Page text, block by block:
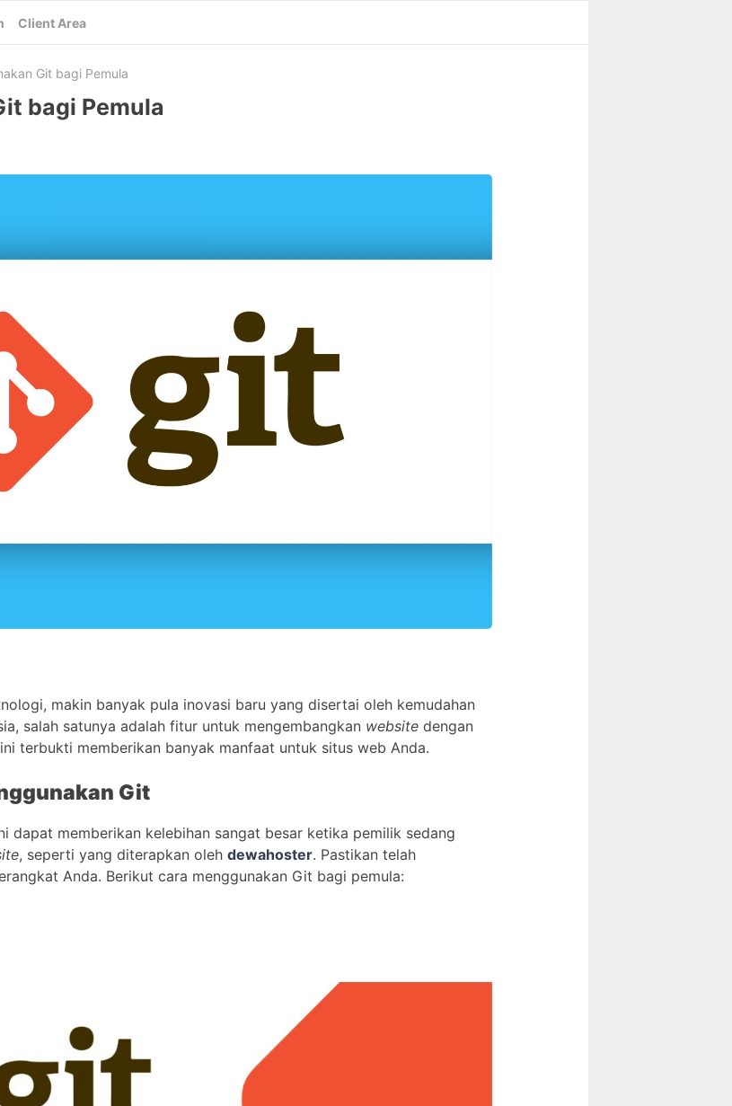
Client Area
Git bagi Pemula
bagi Pemula
makin banyak pula inovasi baru yang disertai oleh kemudahan
salah satunya adalah fitur untuk mengembangkan website dengan
terbukti memberikan banyak manfaat untuk situs web Anda.
Git
dapat memberikan kelebihan sangat besar ketika pemilik sedang
, seperti yang diterapkan oleh dewahoster. Pastikan telah
Anda. Berikut cara menggunakan Git bagi pemula: